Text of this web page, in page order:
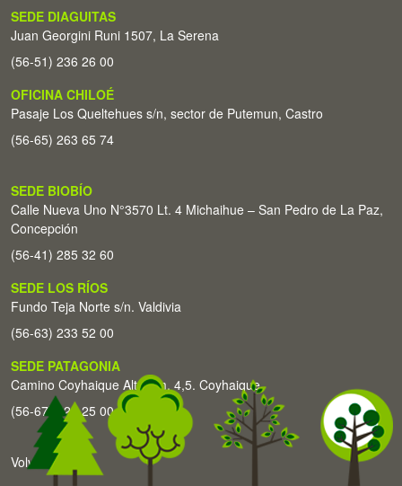
SEDE DIAGUITAS
Juan Georgini Runi 1507, La Serena
(56-51) 236 26 00
OFICINA CHILOÉ
Pasaje Los Queltehues s/n, sector de Putemun, Castro
(56-65) 263 65 74
SEDE BIOBÍO
Calle Nueva Uno N°3570 Lt. 4 Michaihue – San Pedro de La Paz,
Concepción
(56-41) 285 32 60
SEDE LOS RÍOS
Fundo Teja Norte s/n. Valdivia
(56-63) 233 52 00
SEDE PATAGONIA
Camino Coyhaique Alto Km. 4,5. Coyhaique
(56-67) 226 25 00
Volver arriba